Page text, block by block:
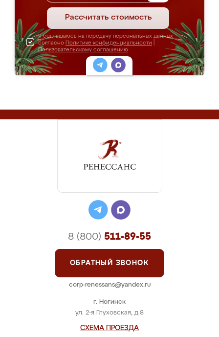
Рассчитать стоимость
Я соглашаюсь на передачу персональных данных
согласно Политике конфиденциальности
Пользовательскому соглашению
г. Ногинск
ул. 2-я Глуховская, д.8
СХЕМА ПРОЕЗДА
8 (800) 511-89-55
ОБРАТНЫЙ ЗВОНОК
corp-renessans@yandex.ru